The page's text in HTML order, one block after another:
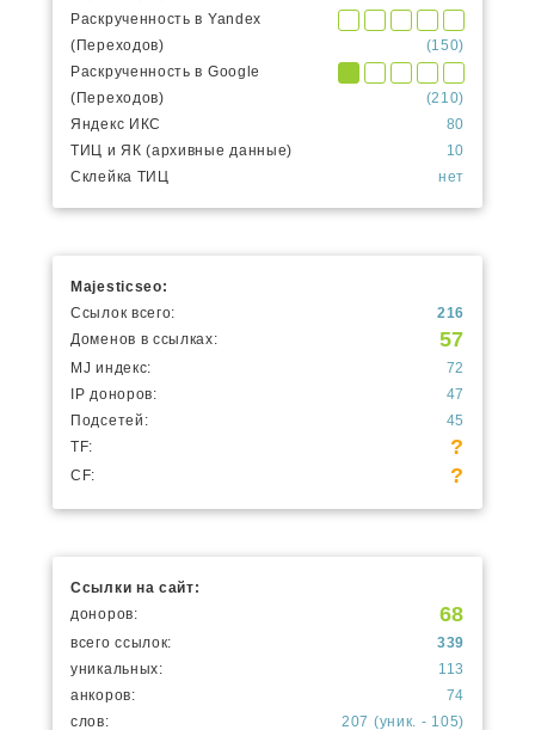
Раскрученность в Yandex
(Переходов)
(150)
Раскрученность в Google
(Переходов)
(210)
Яндекс ИКС
80
ТИЦ и ЯК (архивные данные)
10
Склейка ТИЦ
нет
Majesticseo:
Ссылок всего:
216
Доменов в ссылках:
57
MJ индекс:
72
IP доноров:
47
Подсетей:
45
TF:
?
CF: ?
Ссылки на сайт:
доноров:
68
всего ссылок:
339
уникальных:
113
анкоров:
74
слов:
207 (уник. - 105)